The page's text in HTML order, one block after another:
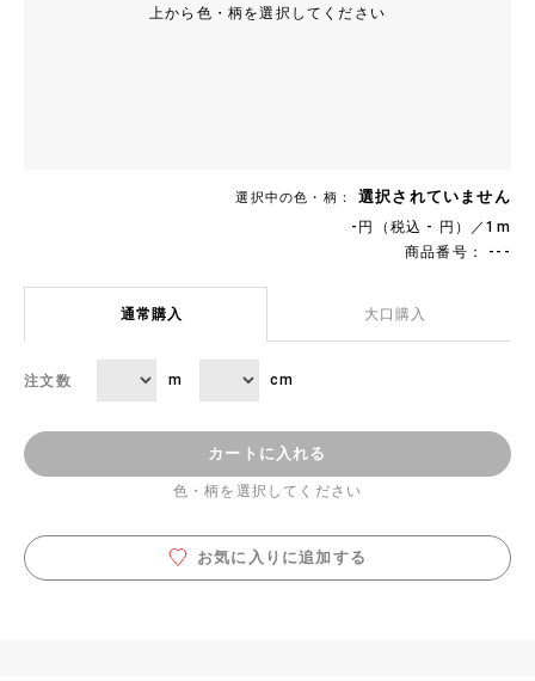
上から色・柄を選択してください
選択中の色・柄： 選択されていません
-円（税込 - 円）／1m
商品番号： ---
通常購入 大口購入
注文数 m cm
カートに入れる
色・柄を選択してください
お気に入りに追加する